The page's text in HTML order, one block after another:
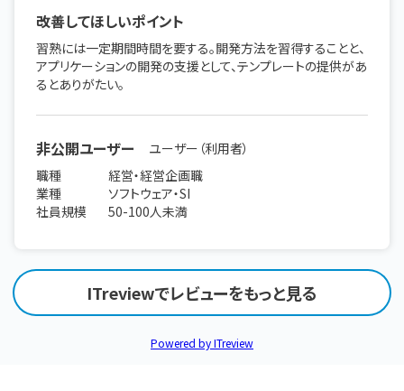
改善してほしいポイント
習熟には一定期間時間を要する。開発方法を習得することと、
アプリケーションの開発の支援として、テンプレートの提供があ
るとありがたい。
非公開ユーザー
ユーザー（利用者）
職種
経営・経営企画職
業種
ソフトウェア・SI
社員規模
50-100人未満
ITreviewでレビューをもっと見る
Powered by ITreview